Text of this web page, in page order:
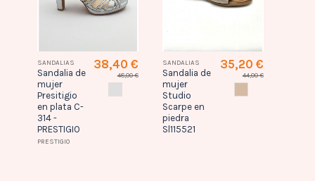
SANDALIAS
Sandalia de
mujer
Presitigio
en plata C-
314 -
PRESTIGIO
PRESTIGIO
38,40 €
48,00 €
SANDALIAS
Sandalia de
mujer
Studio
Scarpe en
piedra
Sl115521
35,20 €
44,00 €